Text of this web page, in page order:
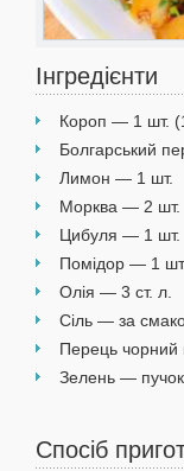
Інгредієнти
Короп — 1 шт.
Болгарський
Лимон — 1 шт.
Морква — 2 шт.
Цибуля — 1 шт.
Помідор — 1
Олія — 3 ст. л.
Сіль — за
Перець
Зелень — пучок
Спосіб